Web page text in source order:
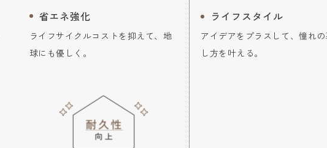
省エネ強化
ライフサイクルコストを抑えて、地
球にも優しく。
ライフスタイル
アイデアをプラスして、憧れ
し方を叶える。